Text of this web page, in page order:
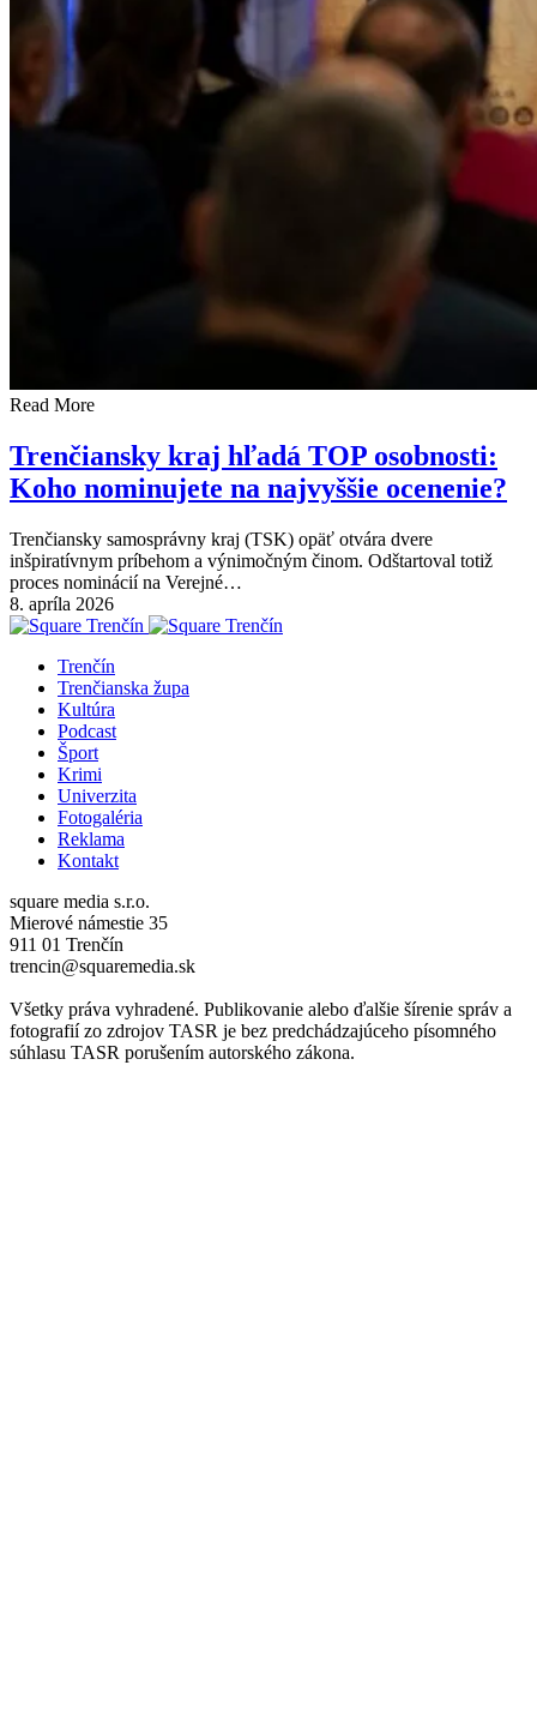
Read More
Trenčiansky kraj hľadá TOP osobnosti:
Koho nominujete na najvyššie ocenenie?
Trenčiansky samosprávny kraj (TSK) opäť otvára dvere
inšpiratívnym príbehom a výnimočným činom. Odštartoval totiž
proces nominácií na Verejné…
8. apríla 2026
Trenčín
Trenčianska župa
Kultúra
Podcast
Šport
Krimi
Univerzita
Fotogaléria
Reklama
Kontakt
square media s.r.o.
Mierové námestie 35
911 01 Trenčín
trencin@squaremedia.sk
Všetky práva vyhradené. Publikovanie alebo ďalšie šírenie správ a
fotografií zo zdrojov TASR je bez predchádzajúceho písomného
súhlasu TASR porušením autorského zákona.